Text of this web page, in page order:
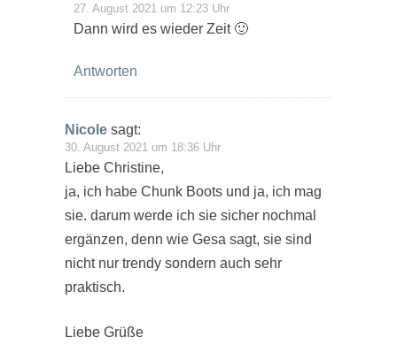
27. August 2021 um 12:23 Uhr
Dann wird es wieder Zeit 🙂
Antworten
Nicole sagt:
30. August 2021 um 18:36 Uhr
Liebe Christine,
ja, ich habe Chunk Boots und ja, ich mag
sie. darum werde ich sie sicher nochmal
ergänzen, denn wie Gesa sagt, sie sind
nicht nur trendy sondern auch sehr
praktisch.
Liebe Grüße